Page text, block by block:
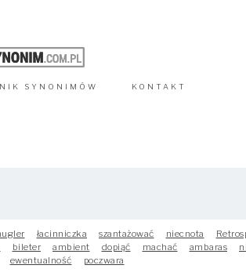
SYNONIMÓW KONTAKT
łacinniczka szantażować niecnota
bileter ambient dopiąć machać ambaras
ewentualność poczwara